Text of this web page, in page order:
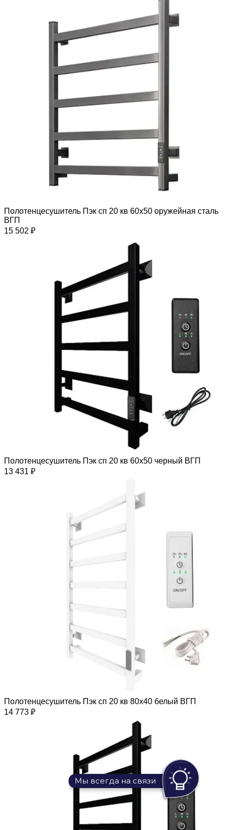
Полотенцесушитель Пэк сп 20 кв 60х50 оружейная сталь
ВГП
15 502 ₽
Полотенцесушитель Пэк сп 20 кв 60х50 черный ВГП
13 431 ₽
Полотенцесушитель Пэк сп 20 кв 80х40 белый ВГП
14 773 ₽
Мы всегда на связи